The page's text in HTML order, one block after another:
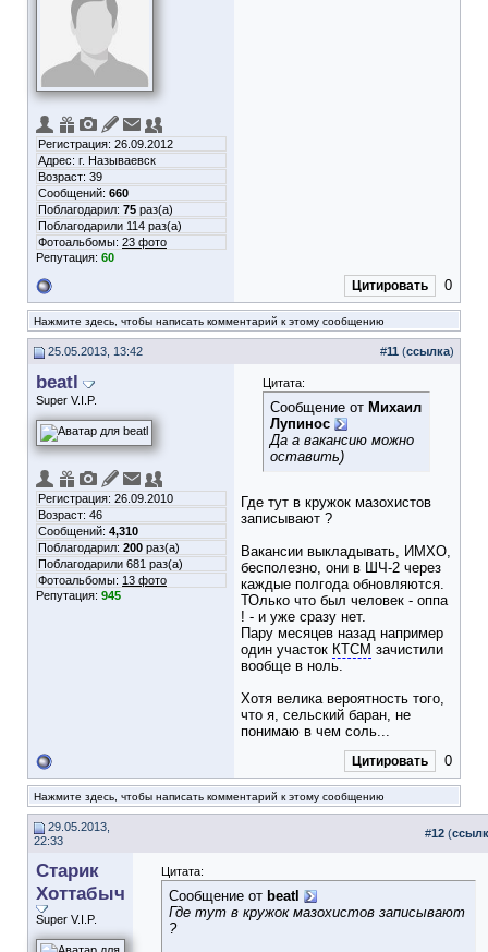
Регистрация: 26.09.2012
Адрес: г. Называевск
Возраст: 39
Сообщений: 660
Поблагодарил: 75 раз(а)
Поблагодарили 114 раз(а)
Фотоальбомы: 23 фото
Репутация: 60
Цитировать 0
Нажмите здесь, чтобы написать комментарий к этому сообщению
25.05.2013, 13:42 #11 (ссылка)
beatl
Super V.I.P.
Регистрация: 26.09.2010
Возраст: 46
Сообщений: 4,310
Поблагодарил: 200 раз(а)
Поблагодарили 681 раз(а)
Фотоальбомы: 13 фото
Репутация: 945
Цитата:
Сообщение от Михаил
Лупинос
Да а вакансию можно
оставить)
Где тут в кружок мазохистов
записывают ?
Вакансии выкладывать, ИМХО,
бесполезно, они в ШЧ-2 через
каждые полгода обновляются.
ТОлько что был человек - оппа
! - и уже сразу нет.
Пару месяцев назад например
один участок КТСМ зачистили
вообще в ноль.
Хотя велика вероятность того,
что я, сельский баран, не
понимаю в чем соль...
Цитировать 0
Нажмите здесь, чтобы написать комментарий к этому сообщению
29.05.2013,
22:33
#12 (
Старик
Хоттабыч
Super V.I.P.
Цитата:
Сообщение от beatl
Где тут в кружок мазохистов записывают
?